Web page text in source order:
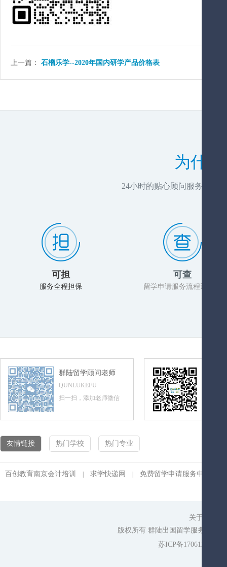
上一篇： 石榴乐学--2020年国内研学产品价格表
为什
24小时的贴心顾问服务，推
可担
服务全程担保
可查
留学申请服务流程透明化
群陆留学顾问老师
QUNLUKEFU
扫一扫，添加老师微信
友情链接 热门学校 热门专业
百创教育南京会计培训 求学快递网 免费留学申请服务中心
关于我们
版权所有 群陆出国留学服务平台
苏ICP备17061275号-1